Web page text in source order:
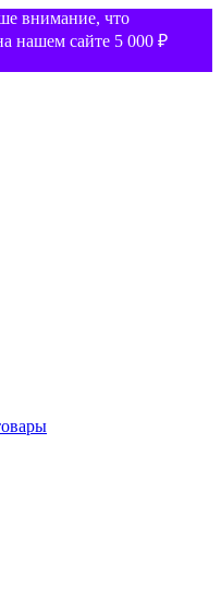
внимание, что
нашем сайте 5 000 ₽